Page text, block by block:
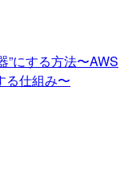
”にする方法〜AWS
る仕組み〜